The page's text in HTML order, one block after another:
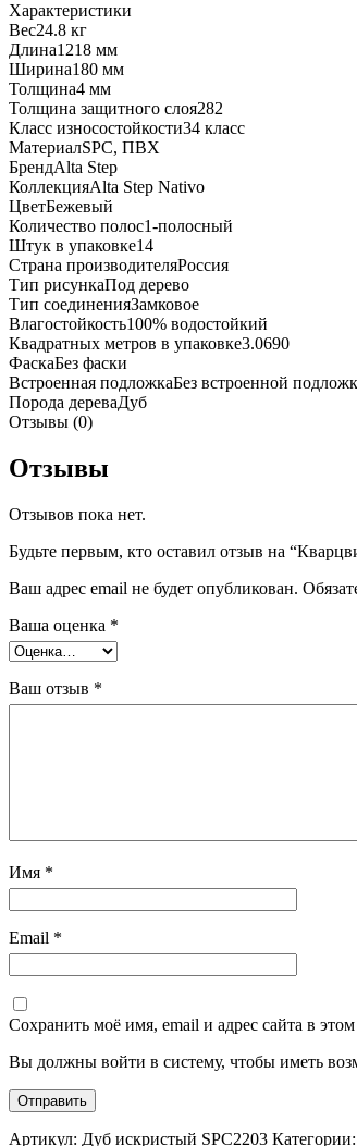
Характеристики
Вес24.8 кг
Длина1218 мм
Ширина180 мм
Толщина4 мм
Толщина защитного слоя282
Класс износостойкости34 класс
МатериалSPC, ПВХ
БрендAlta Step
КоллекцияAlta Step Nativo
ЦветБежевый
Количество полос1-полосный
Штук в упаковке14
Страна производителяРоссия
Тип рисункаПод дерево
Тип соединенияЗамковое
Влагостойкость100% водостойкий
Квадратных метров в упаковке3.0690
ФаскаБез фаски
Встроенная подложкаБез встроенной
Порода дереваДуб
Отзывы (0)
Отзывы
Отзывов пока нет.
Будьте первым, кто оставил отзыв на
Ваш адрес email не будет опубликован.
Ваша оценка *
Ваш отзыв *
Имя *
Email *
Сохранить моё имя, email и адрес сайта в
Вы должны войти в систему, чтобы иметь
Артикул: Дуб искристый SPC2203 Категории: